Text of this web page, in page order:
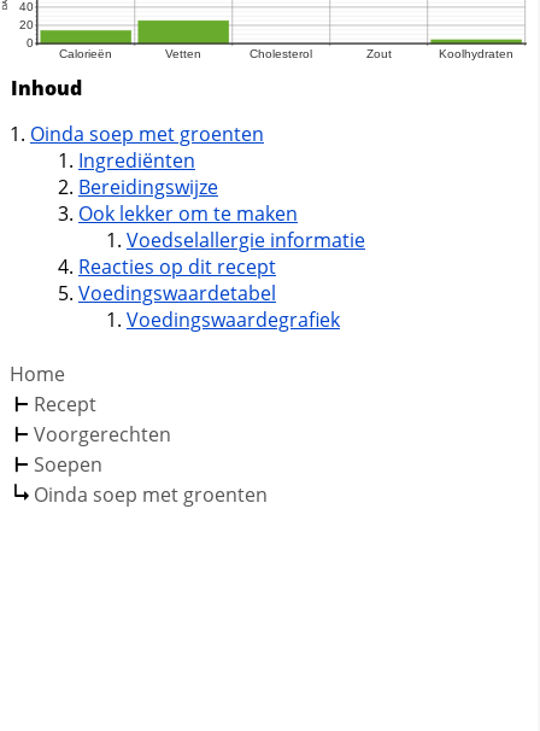
Inhoud
Oinda soep met groenten
Ingrediënten
Bereidingswijze
Ook lekker om te maken
Voedselallergie informatie
Reacties op dit recept
Voedingswaardetabel
Voedingswaardegrafiek
Home
Recept
Voorgerechten
Soepen
Oinda soep met groenten